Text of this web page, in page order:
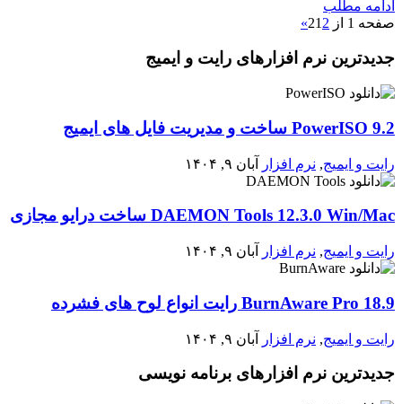
ادامه مطلب
صفحه 1 از 2
1 2
»
جدیدترین نرم افزارهای رایت و ایمیج
PowerISO 9.2 ساخت و مدیریت فایل های ایمیج
رایت و ایمیج, نرم افزار آبان ۹, ۱۴۰۴
DAEMON Tools 12.3.0 Win/Mac ساخت درایو مجازی
رایت و ایمیج, نرم افزار آبان ۹, ۱۴۰۴
BurnAware Pro 18.9 رایت انواع لوح های فشرده
رایت و ایمیج, نرم افزار آبان ۹, ۱۴۰۴
جدیدترین نرم افزارهای برنامه نویسی